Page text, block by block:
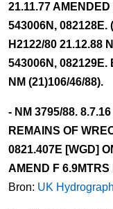
21.11.77
543006N, 082128E.
H2122/80 21.12.88
543006N, 082129E.
NM (21)106/46/88).
- NM 3795/88.
REMAINS OF
0821.407E [WGD]
AMEND F
Bron: UK